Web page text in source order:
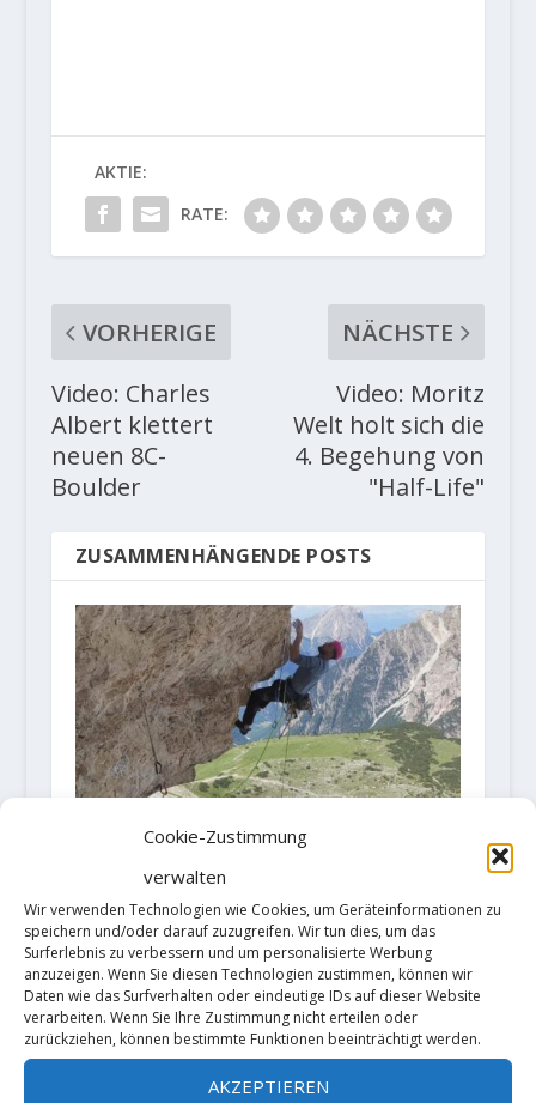
Cookie-Zustimmung
verwalten
Wir verwenden Technologien wie Cookies, um Geräteinformationen zu
speichern und/oder darauf zuzugreifen. Wir tun dies, um das
Surferlebnis zu verbessern und um personalisierte Werbung
anzuzeigen. Wenn Sie diesen Technologien zustimmen, können wir
Daten wie das Surfverhalten oder eindeutige IDs auf dieser Website
verarbeiten. Wenn Sie Ihre Zustimmung nicht erteilen oder
zurückziehen, können bestimmte Funktionen beeinträchtigt werden.
AKZEPTIEREN
AKTIE:
RATE:
VORHERIGE
Video: Charles
Albert klettert
neuen 8C-
Boulder
NÄCHSTE
Video: Moritz
Welt holt sich die
4. Begehung von
"Half-Life"
ZUSAMMENHÄNGENDE POSTS
Jernej Kruder holt sich eine
18. Juli 2023